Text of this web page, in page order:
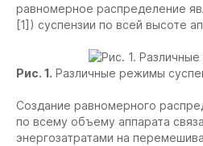
равномерное распределение
[1]) суспензии по всей высоте
Рис. 1. Различные режимы
Создание равномерного
по всему объему аппарата
энергозатратами на